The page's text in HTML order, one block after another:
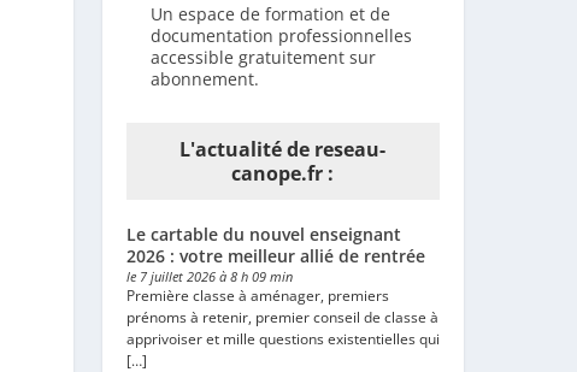
Un espace de formation et de
documentation professionnelles
accessible gratuitement sur
abonnement.
L'actualité de reseau-
canope.fr :
Le cartable du nouvel enseignant
2026 : votre meilleur allié de rentrée
le 7 juillet 2026 à 8 h 09 min
Première classe à aménager, premiers
prénoms à retenir, premier conseil de classe à
apprivoiser et mille questions existentielles qui
[…]